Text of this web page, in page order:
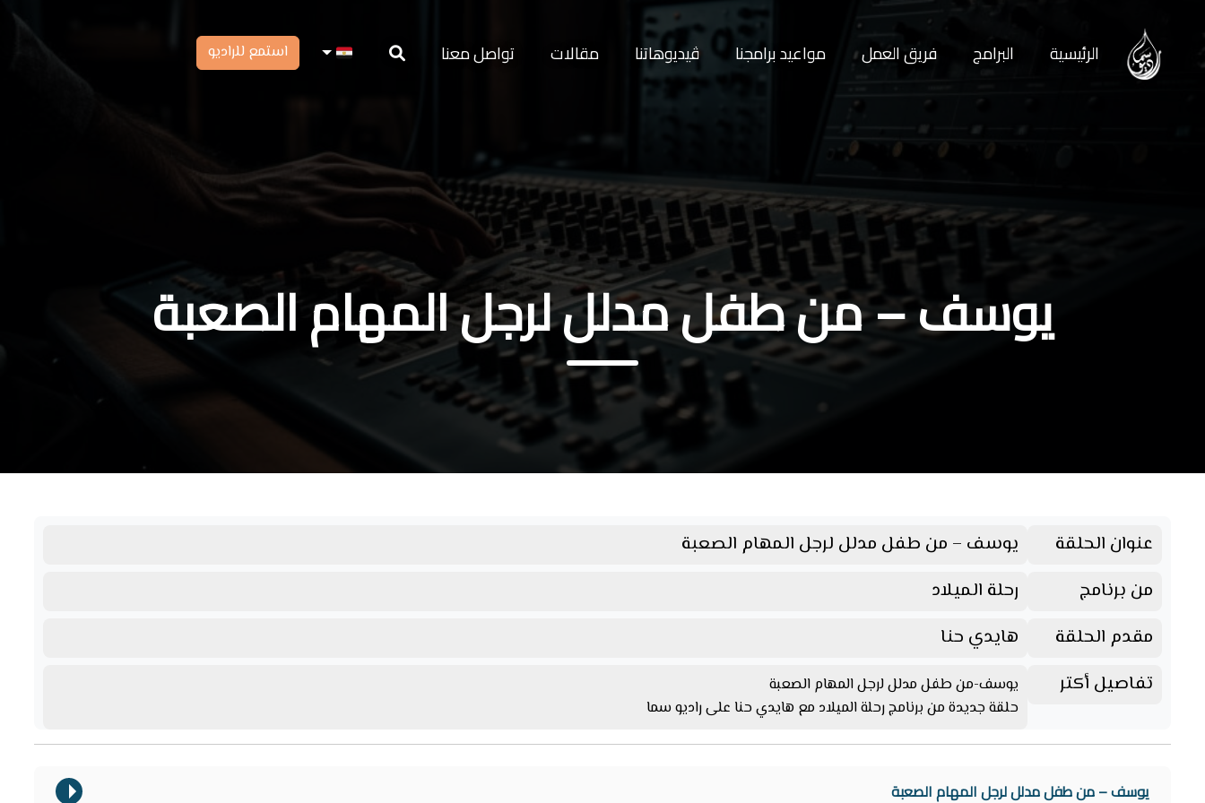
الرئيسية البرامج فريق العمل مواعيد برامجنا ڤيديوهاتنا مقالات تواصل معنا استمع للراديو
يوسف – من طفل مدلل لرجل المهام الصعبة
عنوان الحلقة
يوسف – من طفل مدلل لرجل المهام الصعبة
من برنامج
رحلة الميلاد
مقدم الحلقة
هايدي حنا
تفاصيل أكتر
يوسف-من طفل مدلل لرجل المهام الصعبة
حلقة جديدة من برنامج رحلة الميلاد مع هايدي حنا على راديو سما
يوسف – من طفل مدلل لرجل المهام الصعبة